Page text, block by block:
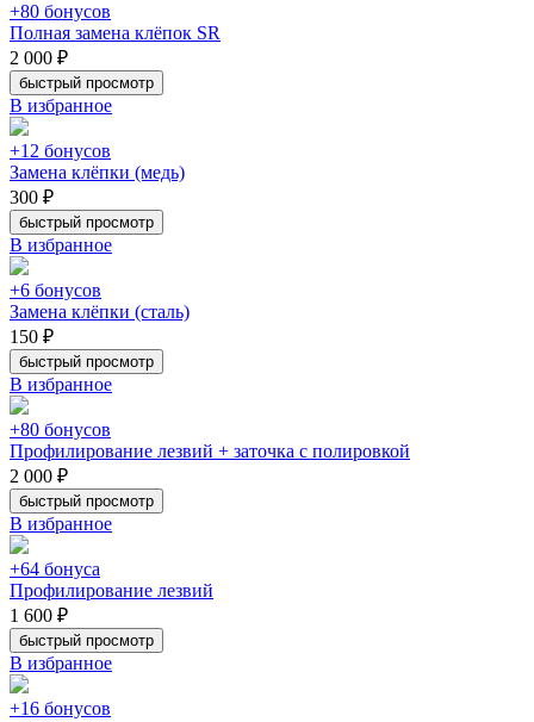
+80 бонусов
Полная замена клёпок SR
2 000 ₽
быстрый просмотр
В избранное
+12 бонусов
Замена клёпки (медь)
300 ₽
быстрый просмотр
В избранное
+6 бонусов
Замена клёпки (сталь)
150 ₽
быстрый просмотр
В избранное
+80 бонусов
Профилирование лезвий + заточка с полировкой
2 000 ₽
быстрый просмотр
В избранное
+64 бонуса
Профилирование лезвий
1 600 ₽
быстрый просмотр
В избранное
+16 бонусов